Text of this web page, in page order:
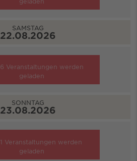
SAMSTAG
22.08.2026
6 Veranstaltungen werden
geladen
SONNTAG
23.08.2026
1 Veranstaltungen werden
geladen